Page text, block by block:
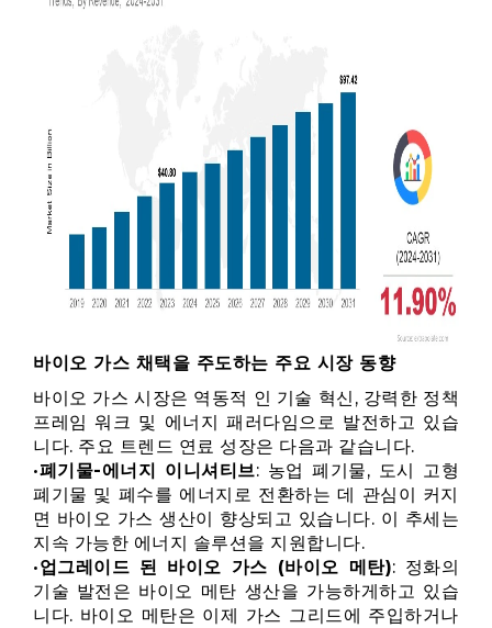
바이오 가스 채택을 주도하는 주요 시장 동향
바이오 가스 시장은 역동적 인 기술 혁신, 강력한 정책
프레임 워크 및 에너지 패러다임으로 발전하고 있습
니다. 주요 트렌드 연료 성장은 다음과 같습니다.
•폐기물-에너지 이니셔티브: 농업 폐기물, 도시 고형
폐기물 및 폐수를 에너지로 전환하는 데 관심이 커지
면 바이오 가스 생산이 향상되고 있습니다. 이 추세는
지속 가능한 에너지 솔루션을 지원합니다.
•업그레이드 된 바이오 가스 (바이오 메탄): 정화의
기술 발전은 바이오 메탄 생산을 가능하게하고 있습
니다. 바이오 메탄은 이제 가스 그리드에 주입하거나